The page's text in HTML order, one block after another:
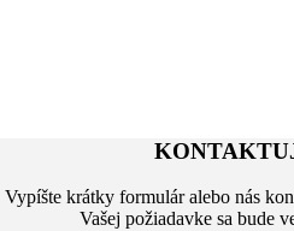
Vypíšte krátky formulár alebo nás
Vašej požiadavke sa bude